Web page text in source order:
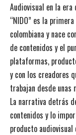
Audiovisual en la
“NIDO” es la
colombiana y nace
de contenidos y el
plataformas,
y con los creadores
trabajan desde unas
La narrativa detrás
contenidos y lo
producto audiovisual